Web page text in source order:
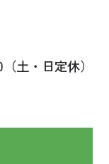
土・日定休）